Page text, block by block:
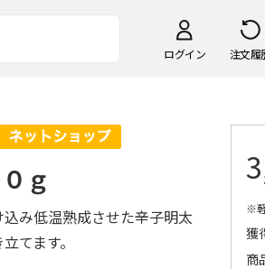
ログイン 注文履
ｇ
み低温熟成させた辛子明太
てます。
※
獲
商